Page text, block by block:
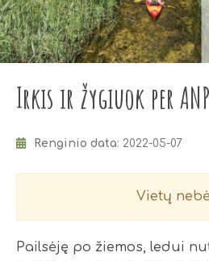
Irkis ir žygiuok per ANP
Renginio data: 2022-05-07
Vietų
Pailsėję po žiemos, ledui